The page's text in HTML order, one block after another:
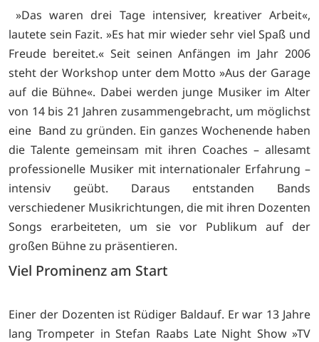
»Das waren drei Tage intensiver, kreativer Arbeit«,
lautete sein Fazit. »Es hat mir wieder sehr viel Spaß und
Freude bereitet.« Seit seinen Anfängen im Jahr 2006
steht der Workshop unter dem Motto »Aus der Garage
auf die Bühne«. Dabei werden junge Musiker im Alter
von 14 bis 21 Jahren zusammengebracht, um möglichst
eine Band zu gründen. Ein ganzes Wochenende haben
die Talente gemeinsam mit ihren Coaches – allesamt
professionelle Musiker mit internationaler Erfahrung –
intensiv geübt. Daraus entstanden Bands
verschiedener Musikrichtungen, die mit ihren Dozenten
Songs erarbeiteten, um sie vor Publikum auf der
großen Bühne zu präsentieren.
Viel Prominenz am Start
Einer der Dozenten ist Rüdiger Baldauf. Er war 13 Jahre
lang Trompeter in Stefan Raabs Late Night Show »TV